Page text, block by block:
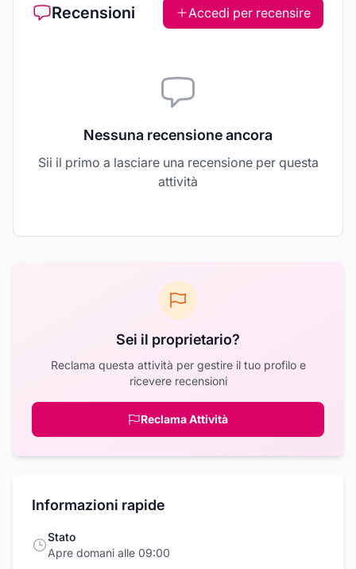
Recensioni Accedi per recensire
Nessuna recensione ancora
Sii il primo a lasciare una recensione per questa
attività
Sei il proprietario?
Reclama questa attività per gestire il tuo profilo e
ricevere recensioni
Reclama Attività
Informazioni rapide
Stato
Apre domani alle 09:00